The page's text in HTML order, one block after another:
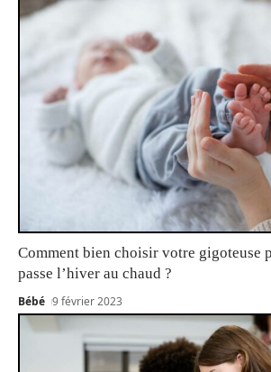
Comment bien choisir votre gigoteuse
passe l’hiver au chaud ?
Bébé 9 février 2023